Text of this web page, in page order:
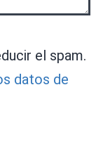
el spam.
datos de